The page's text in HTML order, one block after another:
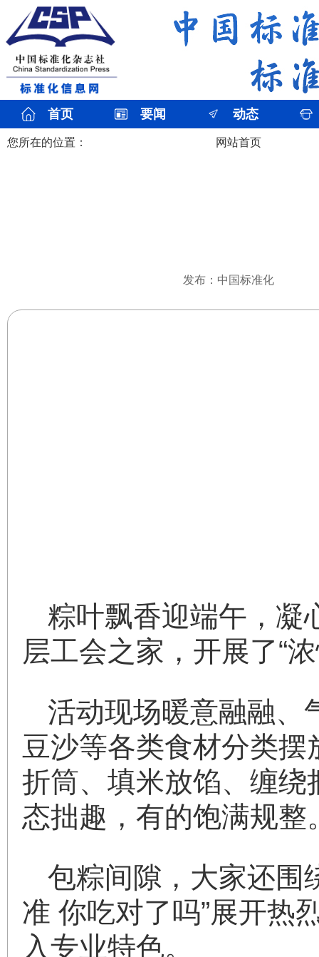
首页 要闻 动态
您所在的位置： 网站首页
发布：中国标准化
粽叶飘香迎端午，凝
层工会之家，开展了“
活动现场暖意融融、
豆沙等各类食材分类
折筒、填米放馅、缠
态拙趣，有的饱满规
包粽间隙，大家还围
准 你吃对了吗”展开热
入专业特色。